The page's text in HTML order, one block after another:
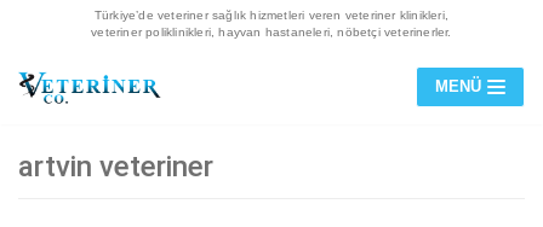
geç
Türkiye’de veteriner sağlık hizmetleri veren veteriner klinikleri,
veteriner poliklinikleri, hayvan hastaneleri, nöbetçi veterinerler.
MENÜ
artvin veteriner